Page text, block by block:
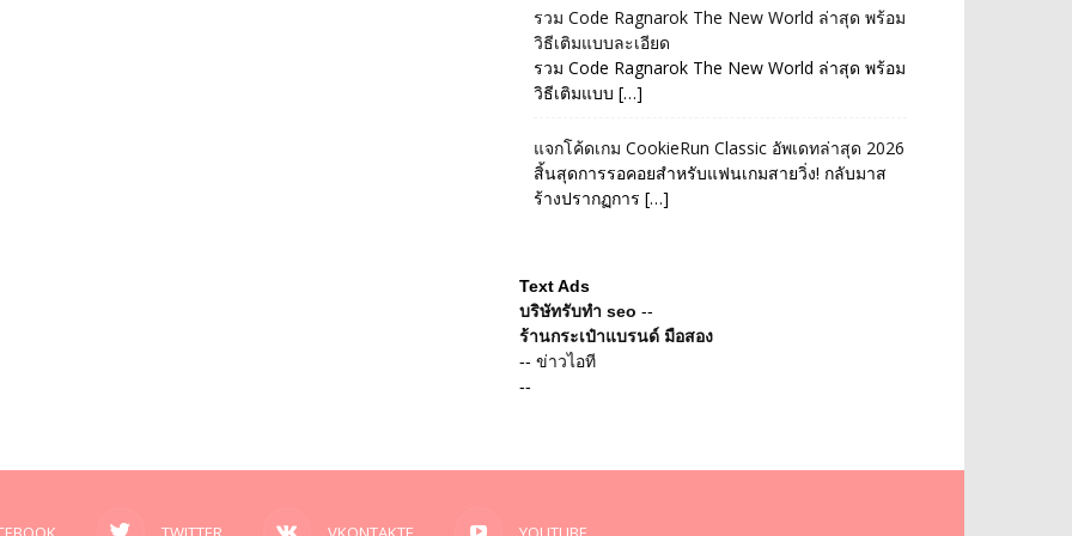
รวม Code Ragnarok The New World ล่าสุด พร้อม
วิธีเติมแบบละเอียด
รวม Code Ragnarok The New World ล่าสุด พร้อม
วิธีเติมแบบ […]
แจกโค้ดเกม CookieRun Classic อัพเดทล่าสุด 2026
สิ้นสุดการรอคอยสำหรับแฟนเกมสายวิ่ง! กลับมาส
ร้างปรากฏการ […]
Text Ads
บริษัทรับทำ seo --
ร้านกระเป๋าแบรนด์ มือสอง
-- ข่าวไอที
--